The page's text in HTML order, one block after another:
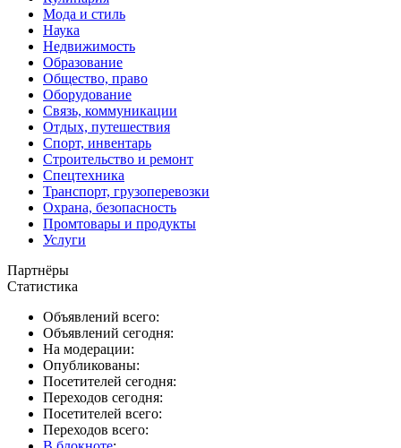
Мода и стиль
Наука
Недвижимость
Образование
Общество, право
Оборудование
Связь, коммуникации
Отдых, путешествия
Спорт, инвентарь
Строительство и ремонт
Спецтехника
Транспорт, грузоперевозки
Охрана, безопасность
Промтовары и продукты
Услуги
Партнёры
Статистика
Объявлений всего:
Объявлений сегодня:
На модерации:
Опубликованы:
Посетителей сегодня:
Переходов сегодня:
Посетителей всего:
Переходов всего: